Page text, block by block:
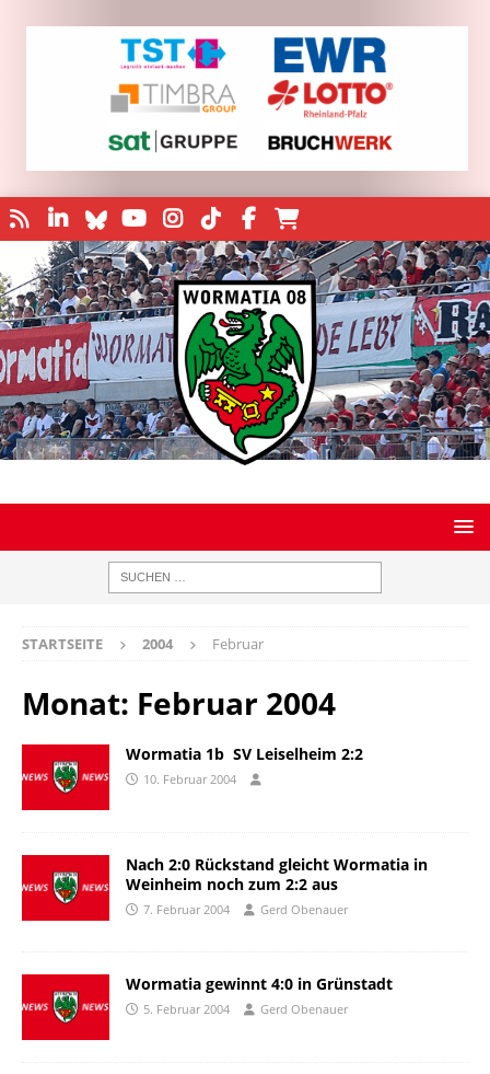
STARTSEITE 2004 Februar
Monat: Februar 2004
Wormatia 1b  SV Leiselheim 2:2
10. Februar 2004
Nach 2:0 Rückstand gleicht Wormatia in
Weinheim noch zum 2:2 aus
7. Februar 2004 Gerd Obenauer
Wormatia gewinnt 4:0 in Grünstadt
5. Februar 2004 Gerd Obenauer